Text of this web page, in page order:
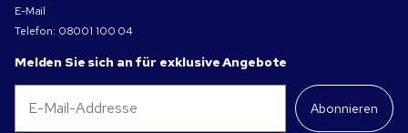
E-Mail
Telefon: 08001 100 04
Melden Sie sich an für exklusive Angebote
Abonnieren